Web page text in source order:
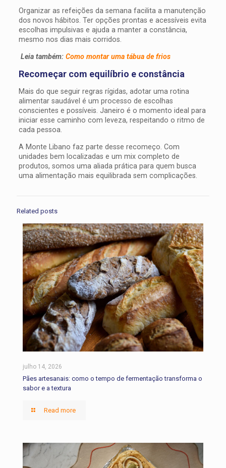
Organizar as refeições da semana facilita a manutenção
dos novos hábitos. Ter opções prontas e acessíveis evita
escolhas impulsivas e ajuda a manter a constância,
mesmo nos dias mais corridos.
Leia também: Como montar uma tábua de frios
Recomeçar com equilíbrio e constância
Mais do que seguir regras rígidas, adotar uma rotina
alimentar saudável é um processo de escolhas
conscientes e possíveis. Janeiro é o momento ideal para
iniciar esse caminho com leveza, respeitando o ritmo de
cada pessoa.
A Monte Libano faz parte desse recomeço. Com
unidades bem localizadas e um mix completo de
produtos, somos uma aliada prática para quem busca
uma alimentação mais equilibrada sem complicações.
Related posts
julho 14, 2026
Pães artesanais: como o tempo de fermentação transforma o
sabor e a textura
Read more